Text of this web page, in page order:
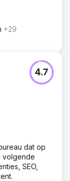
+29
4.7
dat op
volgende
SEO,